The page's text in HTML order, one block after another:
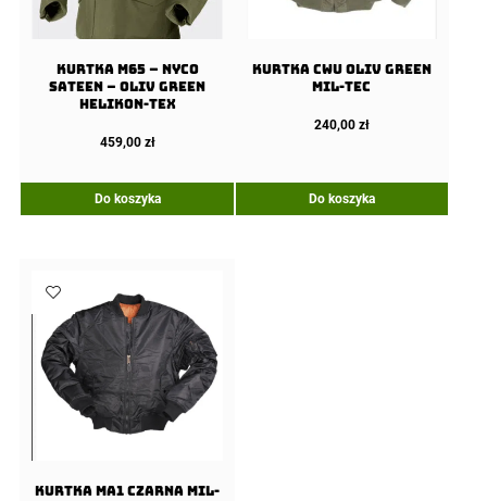
Kurtka M65 – NyCo
Sateen – Oliv Green
Helikon-Tex
459,00 zł
Do koszyka
Kurtka CWU Oliv Green
MIL-TEC
240,00 zł
Do koszyka
Kurtka MA1 Czarna MIL-